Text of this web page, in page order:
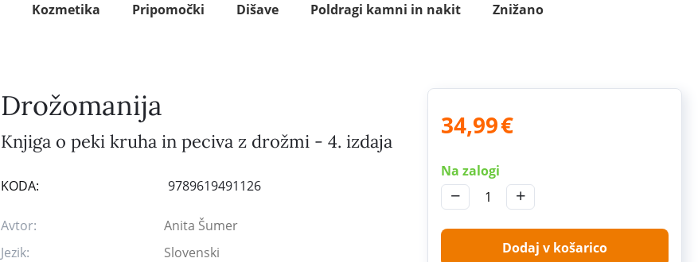
Kozmetika Pripomočki Dišave Poldragi kamni in nakit Znižano
Drožomanija
Knjiga o peki kruha in peciva z drožmi - 4. izdaja
KODA: 9789619491126
Avtor:
Anita Šumer
Jezik:
Slovenski
34,99€
Na zalogi
+
−
Dodaj v košarico